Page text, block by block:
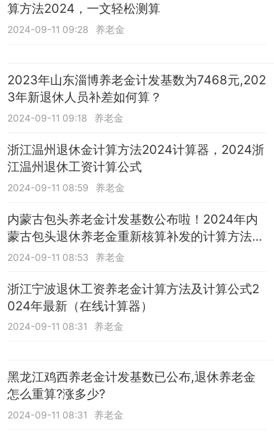
算方法2024，一文轻松测算
2024-09-11 09:28 养老金
2023年山东淄博养老金计发基数为7468元,202
3年新退休人员补差如何算？
2024-09-11 09:18 养老金
浙江温州退休金计算方法2024计算器，2024浙
江温州退休工资计算公式
2024-09-11 08:59 养老金
内蒙古包头养老金计发基数公布啦！2024年内
蒙古包头退休养老金重新核算补发的计算方法
（最新消息）
2024-09-11 08:53 养老金
浙江宁波退休工资养老金计算方法及计算公式2
024年最新（在线计算器）
2024-09-11 08:31 养老金
黑龙江鸡西养老金计发基数已公布,退休养老金
怎么重算?涨多少?
2024-09-11 08:31 养老金